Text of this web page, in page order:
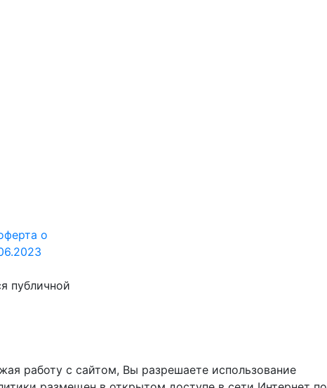
о
публичной
работу с сайтом, Вы разрешаете использование